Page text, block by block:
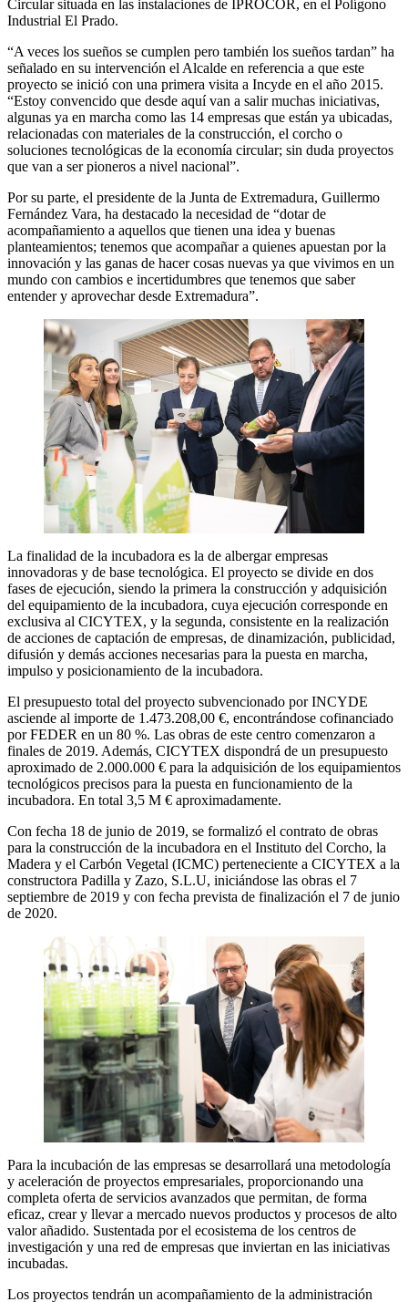
Circular situada en las instalaciones de IPROCOR, en el Polígono
Industrial El Prado.
“A veces los sueños se cumplen pero también los sueños tardan” ha
señalado en su intervención el Alcalde en referencia a que este
proyecto se inició con una primera visita a Incyde en el año 2015.
“Estoy convencido que desde aquí van a salir muchas iniciativas,
algunas ya en marcha como las 14 empresas que están ya ubicadas,
relacionadas con materiales de la construcción, el corcho o
soluciones tecnológicas de la economía circular; sin duda proyectos
que van a ser pioneros a nivel nacional”.
Por su parte, el presidente de la Junta de Extremadura, Guillermo
Fernández Vara, ha destacado la necesidad de “dotar de
acompañamiento a aquellos que tienen una idea y buenas
planteamientos; tenemos que acompañar a quienes apuestan por la
innovación y las ganas de hacer cosas nuevas ya que vivimos en un
mundo con cambios e incertidumbres que tenemos que saber
entender y aprovechar desde Extremadura”.
La finalidad de la incubadora es la de albergar empresas
innovadoras y de base tecnológica. El proyecto se divide en dos
fases de ejecución, siendo la primera la construcción y adquisición
del equipamiento de la incubadora, cuya ejecución corresponde en
exclusiva al CICYTEX, y la segunda, consistente en la realización
de acciones de captación de empresas, de dinamización, publicidad,
difusión y demás acciones necesarias para la puesta en marcha,
impulso y posicionamiento de la incubadora.
El presupuesto total del proyecto subvencionado por INCYDE
asciende al importe de 1.473.208,00 €, encontrándose cofinanciado
por FEDER en un 80 %. Las obras de este centro comenzaron a
finales de 2019. Además, CICYTEX dispondrá de un presupuesto
aproximado de 2.000.000 € para la adquisición de los equipamientos
tecnológicos precisos para la puesta en funcionamiento de la
incubadora. En total 3,5 M € aproximadamente.
Con fecha 18 de junio de 2019, se formalizó el contrato de obras
para la construcción de la incubadora en el Instituto del Corcho, la
Madera y el Carbón Vegetal (ICMC) perteneciente a CICYTEX a la
constructora Padilla y Zazo, S.L.U, iniciándose las obras el 7
septiembre de 2019 y con fecha prevista de finalización el 7 de junio
de 2020.
Para la incubación de las empresas se desarrollará una metodología
y aceleración de proyectos empresariales, proporcionando una
completa oferta de servicios avanzados que permitan, de forma
eficaz, crear y llevar a mercado nuevos productos y procesos de alto
valor añadido. Sustentada por el ecosistema de los centros de
investigación y una red de empresas que inviertan en las iniciativas
incubadas.
Los proyectos tendrán un acompañamiento de la administración